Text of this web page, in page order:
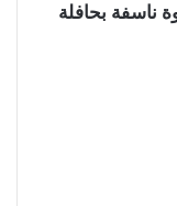
ناسفة بحافلة